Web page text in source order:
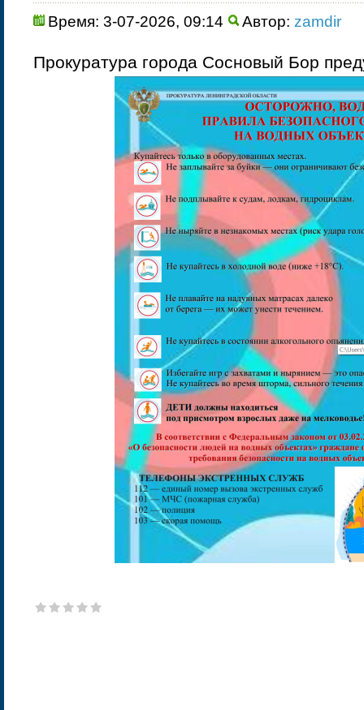
Время: 3-07-2026, 09:14 Автор: zamdir
Прокуратура города Сосновый Бор